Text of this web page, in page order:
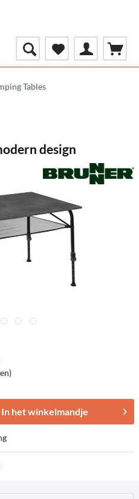
Tables
design
In het winkelmandje